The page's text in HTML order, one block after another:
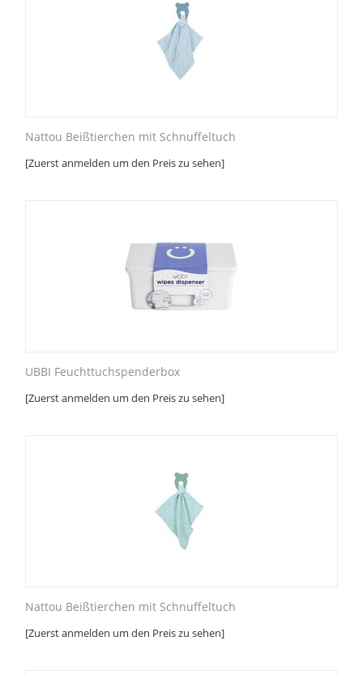
Nattou Beißtierchen mit Schnuffeltuch
[Zuerst anmelden um den Preis zu sehen]
UBBI Feuchttuchspenderbox
[Zuerst anmelden um den Preis zu sehen]
Nattou Beißtierchen mit Schnuffeltuch
[Zuerst anmelden um den Preis zu sehen]